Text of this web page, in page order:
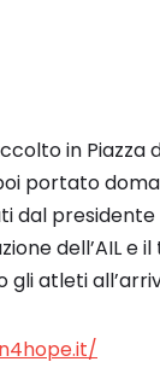
in Piazza
portato
dal presidente
dell’AIL e
atleti